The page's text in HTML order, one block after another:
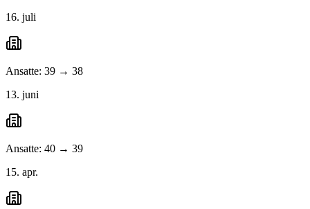
16. juli
Ansatte: 39 → 38
13. juni
Ansatte: 40 → 39
15. apr.